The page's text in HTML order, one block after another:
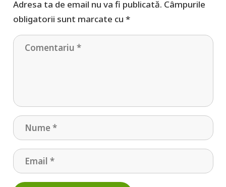
Adresa ta de email nu va fi publicată. Câmpurile
obligatorii sunt marcate cu *